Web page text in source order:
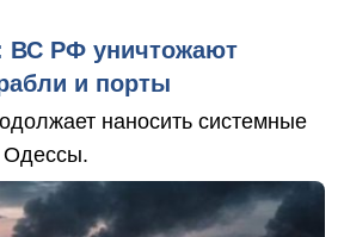
ВС РФ уничтожают
и порты
наносить системные
Одессы.